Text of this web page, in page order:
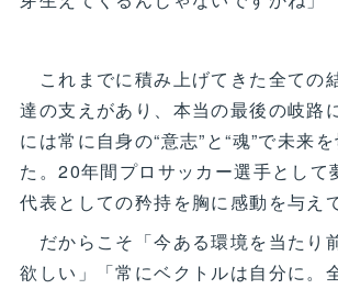
これまでに積み上げてきた全ての
達の支えがあり、本当の最後の岐路
には常に自身の“意志”と“魂”で未来
た。20年間プロサッカー選手として
代表としての矜持を胸に感動を与え
だからこそ「今ある環境を当たり
欲しい」「常にベクトルは自分に。